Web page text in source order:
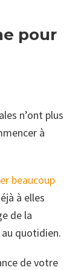
pour
n’ont plus
à
beaucoup
à elles
de la
quotidien.
de votre